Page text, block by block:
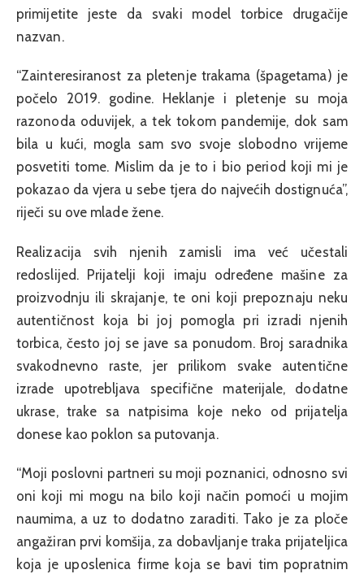
primijetite jeste da svaki model torbice drugačije
nazvan.
“Zainteresiranost za pletenje trakama (špagetama) je
počelo 2019. godine. Heklanje i pletenje su moja
razonoda oduvijek, a tek tokom pandemije, dok sam
bila u kući, mogla sam svo svoje slobodno vrijeme
posvetiti tome. Mislim da je to i bio period koji mi je
pokazao da vjera u sebe tjera do najvećih dostignuća”,
riječi su ove mlade žene.
Realizacija svih njenih zamisli ima već učestali
redoslijed. Prijatelji koji imaju određene mašine za
proizvodnju ili skrajanje, te oni koji prepoznaju neku
autentičnost koja bi joj pomogla pri izradi njenih
torbica, često joj se jave sa ponudom. Broj saradnika
svakodnevno raste, jer prilikom svake autentične
izrade upotrebljava specifične materijale, dodatne
ukrase, trake sa natpisima koje neko od prijatelja
donese kao poklon sa putovanja.
“Moji poslovni partneri su moji poznanici, odnosno svi
oni koji mi mogu na bilo koji način pomoći u mojim
naumima, a uz to dodatno zaraditi. Tako je za ploče
angažiran prvi komšija, za dobavljanje traka prijateljica
koja je uposlenica firme koja se bavi tim popratnim